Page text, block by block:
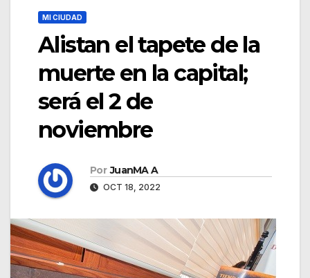
MI CIUDAD
Alistan el tapete de la
muerte en la capital;
será el 2 de
noviembre
Por JuanMA A
OCT 18, 2022